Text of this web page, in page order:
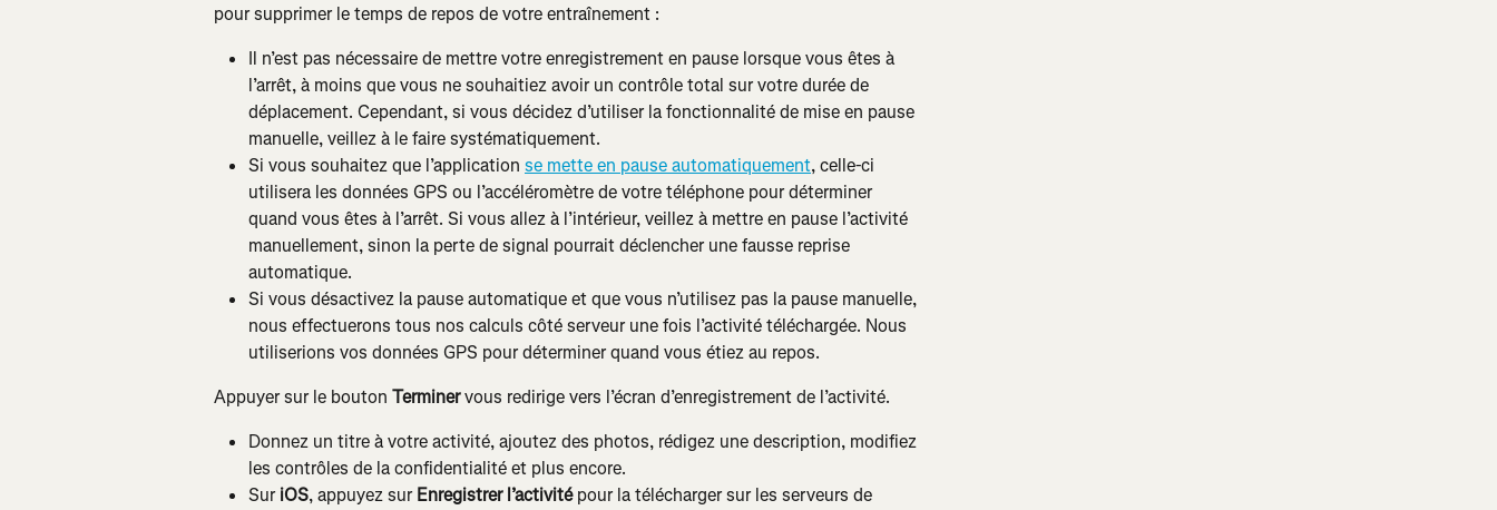
pour supprimer le temps de repos de votre entraînement :
Il n’est pas nécessaire de mettre votre enregistrement en pause lorsque vous êtes à
l’arrêt, à moins que vous ne souhaitiez avoir un contrôle total sur votre durée de
déplacement. Cependant, si vous décidez d’utiliser la fonctionnalité de mise en pause
manuelle, veillez à le faire systématiquement.
Si vous souhaitez que l’application se mette en pause automatiquement, celle-ci
utilisera les données GPS ou l’accéléromètre de votre téléphone pour déterminer
quand vous êtes à l’arrêt. Si vous allez à l’intérieur, veillez à mettre en pause l’activité
manuellement, sinon la perte de signal pourrait déclencher une fausse reprise
automatique.
Si vous désactivez la pause automatique et que vous n’utilisez pas la pause manuelle,
nous effectuerons tous nos calculs côté serveur une fois l’activité téléchargée. Nous
utiliserions vos données GPS pour déterminer quand vous étiez au repos.
Appuyer sur le bouton Terminer vous redirige vers l’écran d’enregistrement de l’activité.
Donnez un titre à votre activité, ajoutez des photos, rédigez une description, modifiez
les contrôles de la confidentialité et plus encore.
Sur iOS, appuyez sur Enregistrer l’activité pour la télécharger sur les serveurs de